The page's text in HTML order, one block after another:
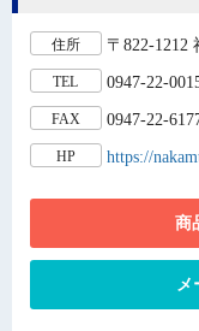
住所 〒822-1212
TEL 0947-22-
FAX 0947-22-
HP https://
商
メ